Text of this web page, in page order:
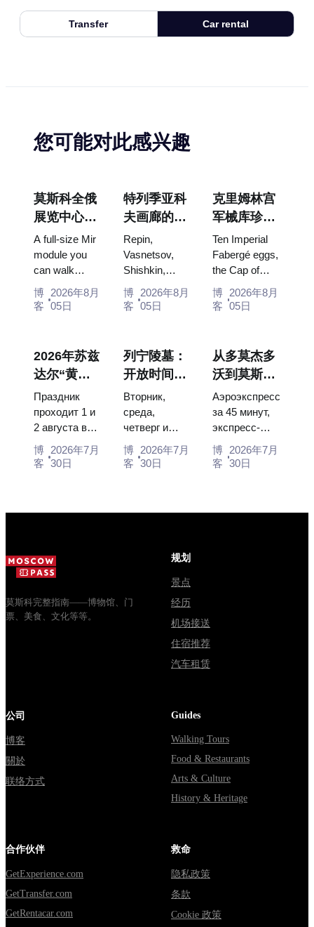
Transfer Car rental
您可能对此感兴趣
莫斯科全俄
展览中心
“宇宙馆”：
俄罗斯最大
的太空展览
馆内景
A full-size Mir
module you
can walk
through, the
Energia–
descent
capsules and
120 pieces of
flight...
博
客
2026年8月
05日
特列季亚科
夫画廊的杰
作：值得为
此安排行程
的画作
Repin,
Vasnetsov,
Shishkin,
Vrubel, Serov
and Surikov
people, where
they hang,
and why
booking the...
博
客
2026年8月
05日
克里姆林宫
军械库珍
宝：法贝热
彩蛋、宝座
与加冕礼服
Ten Imperial
Fabergé eggs,
the Cap of
Monomakh,
the double
the coronation
dress of
Catherine...
博
客
2026年8月
05日
2026年苏兹
达尔“黄瓜
节”：门
票、日期及
从莫斯科如
何前往
Праздник
проходит 1 и
2 августа в
Музее
деревянного
через
Владими...
博
客
2026年7月
30日
列宁陵墓：
开放时间、
入场和与克
里姆林宫的
主要混淆
Вторник,
среда,
четверг и
суббота с
10:00 до
博
客
2026年7月
30日
从多莫杰多
沃到莫斯科
市中心：乘
坐空铁、公
交车或电车
Аэроэкспресс
за 45 минут,
экспресс-
автобус за
450 рублей,
博
客
2026年7月
30日
莫斯科完整指南——博物馆、门
票、美食、文化等等。
规划
景点
经历
机场接送
住宿推荐
汽车租赁
公司
博客
關於
联络方式
Guides
Walking Tours
Food & Restaurants
Arts & Culture
History & Heritage
合作伙伴
GetExperience.com
GetTransfer.com
GetRentacar.com
救命
隐私政策
条款
Cookie 政策